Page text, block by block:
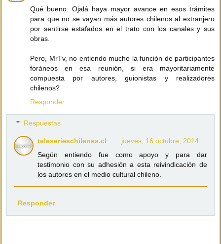
Qué bueno. Ojalá haya mayor avance en esos trámites
para que no se vayan más autores chilenos al extranjero
por sentirse estafados en el trato con los canales y sus
obras.
Pero, MrTv, no entiendo mucho la función de participantes
foráneos en esa reunión, si era mayoritariamente
compuesta por autores, guionistas y realizadores
chilenos?
Responder
Respuestas
teleserieschilenas.cl
jueves, 16 octubre, 2014
Según entiendo fue como apoyo y para dar
testimonio con su adhesión a esta reivindicación de
los autores en el medio cultural chileno.
Responder